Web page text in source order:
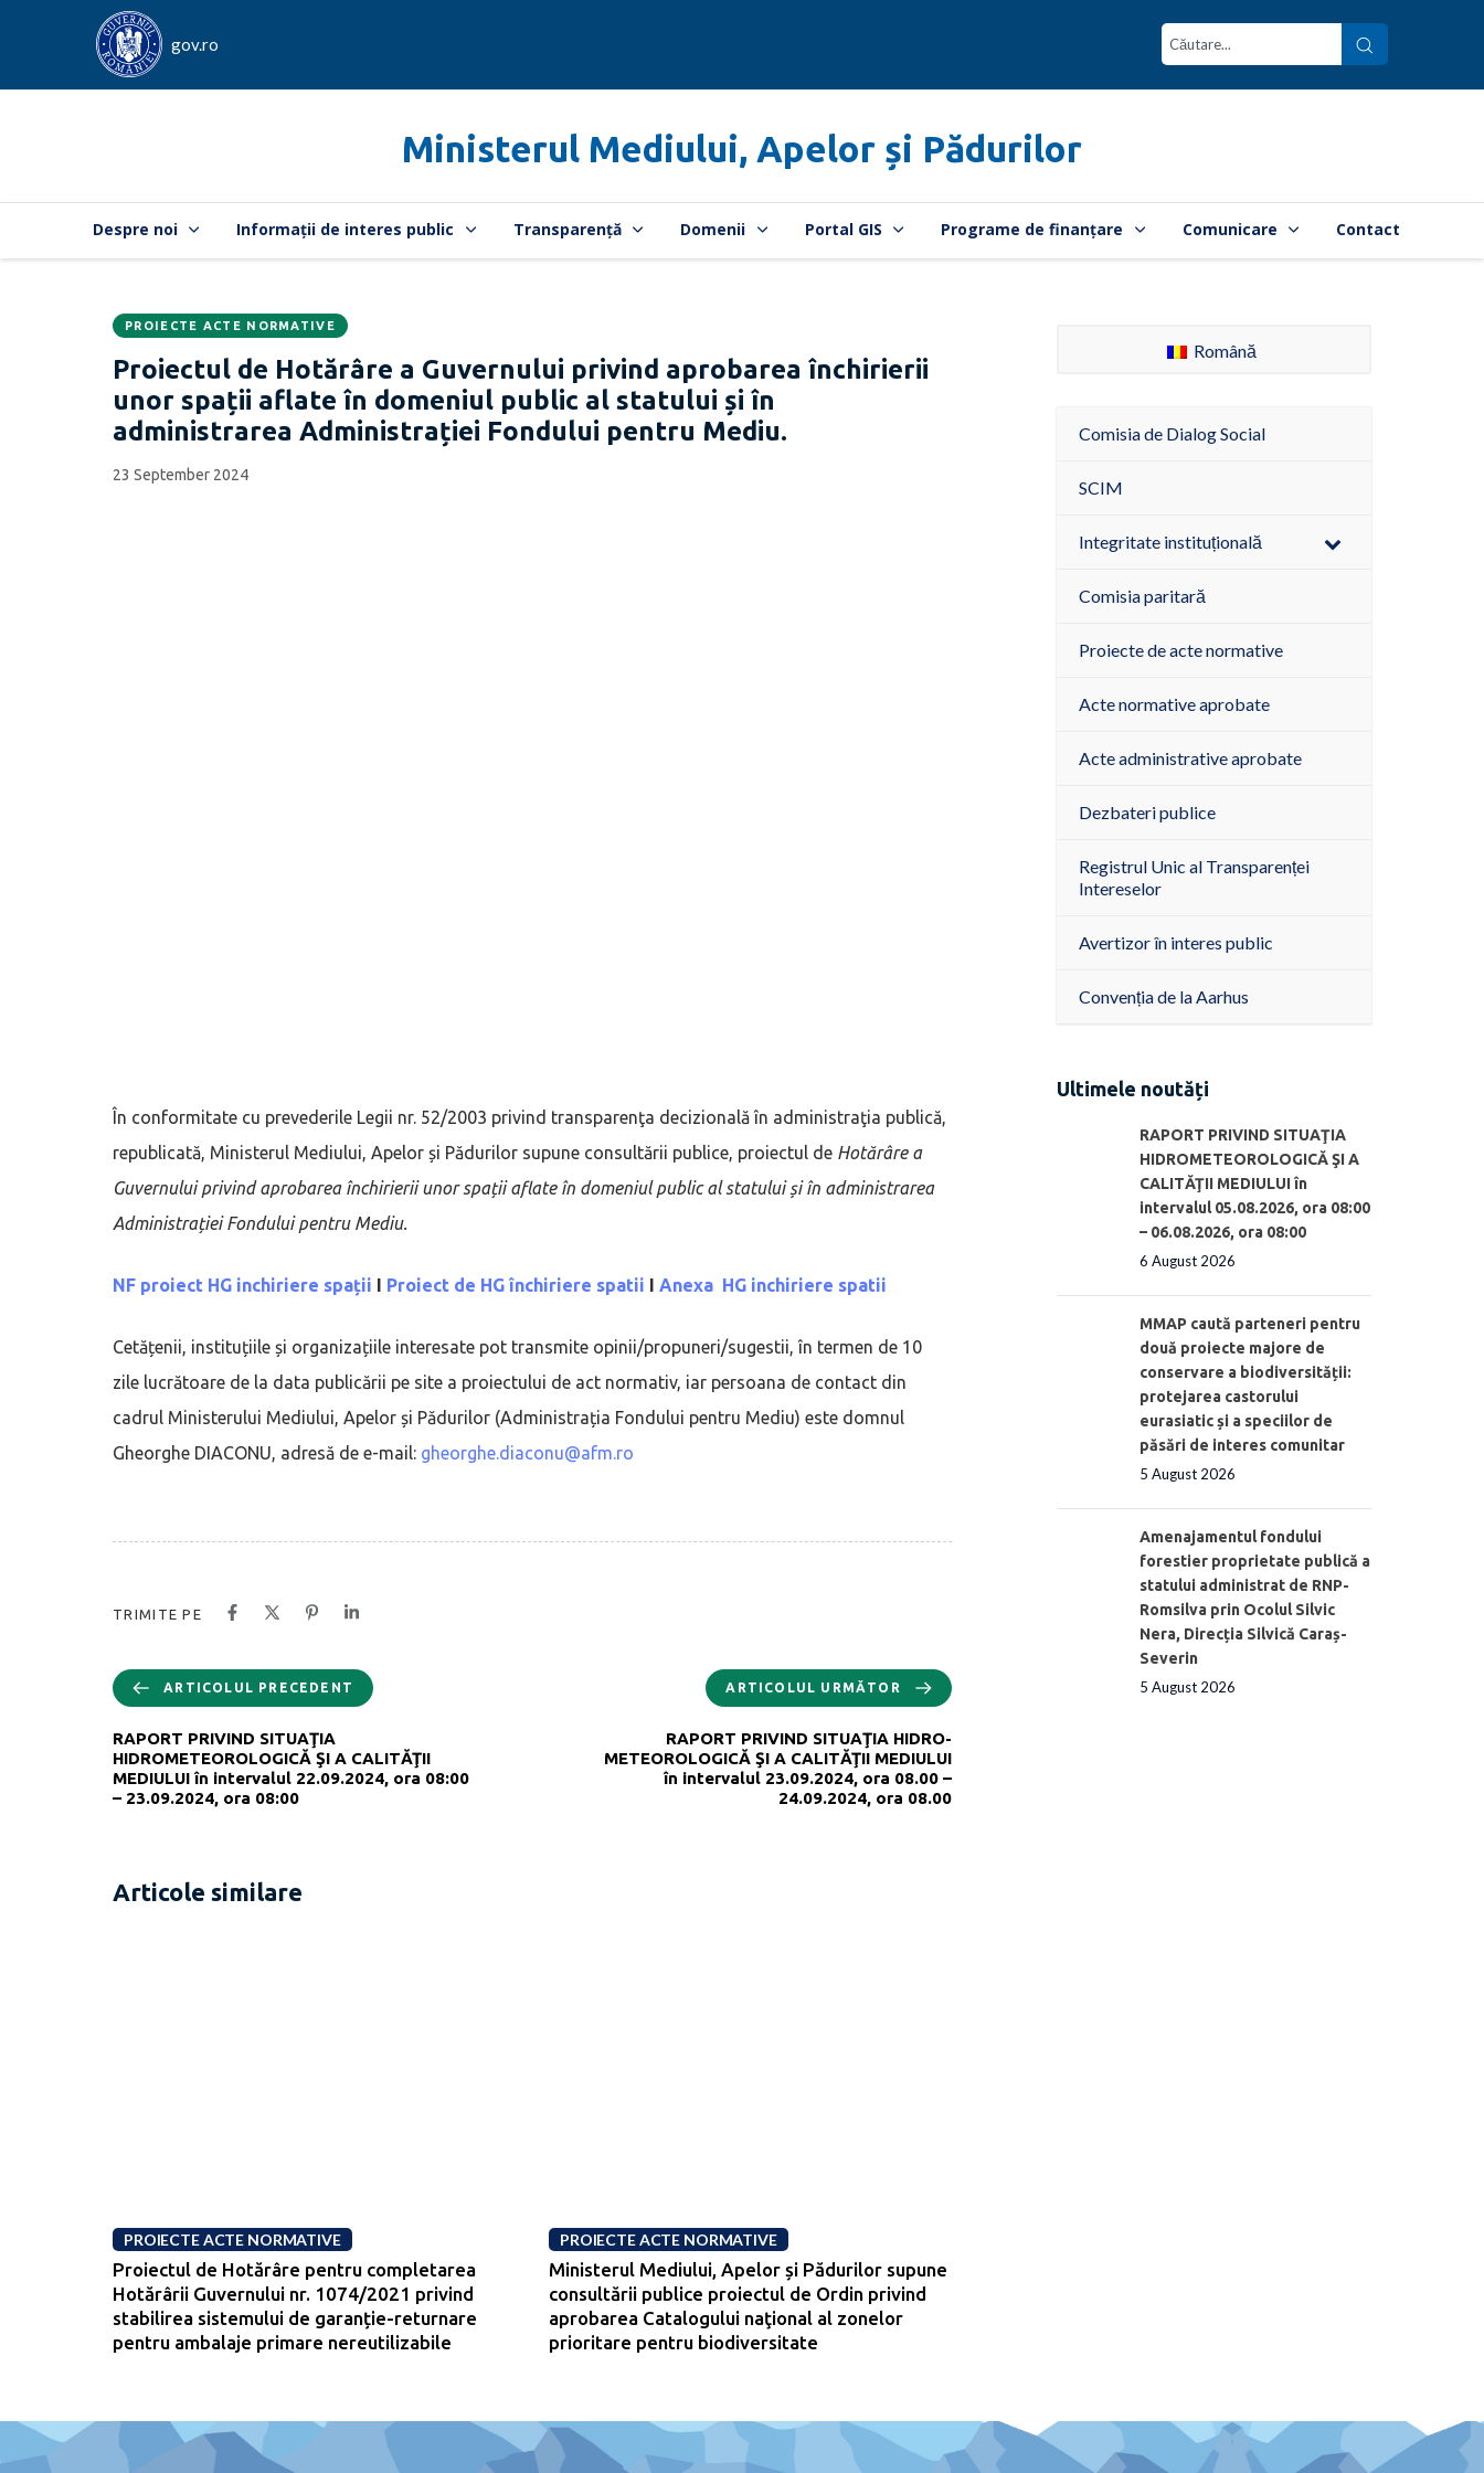
gov.ro
Ministerul Mediului, Apelor și Pădurilor
Despre noi Informații de interes public Transparență Domenii Portal GIS Programe de finanțare Comunicare Contact
CATEGORIA:
PROIECTE ACTE NORMATIVE
Proiectul de Hotărâre a Guvernului privind aprobarea închirierii
unor spații aflate în domeniul public al statului și în
administrarea Administrației Fondului pentru Mediu.
Data
publicării:
23 September 2024
În conformitate cu prevederile Legii nr. 52/2003 privind transparenţa decizională în administraţia publică,
republicată, Ministerul Mediului, Apelor și Pădurilor supune consultării publice, proiectul de Hotărâre a
Guvernului privind aprobarea închirierii unor spații aflate în domeniul public al statului și în administrarea
Administrației Fondului pentru Mediu.
NF proiect HG inchiriere spații I Proiect de HG închiriere spatii I Anexa HG inchiriere spatii
Cetățenii, instituțiile și organizațiile interesate pot transmite opinii/propuneri/sugestii, în termen de 10
zile lucrătoare de la data publicării pe site a proiectului de act normativ, iar persoana de contact din
cadrul Ministerului Mediului, Apelor și Pădurilor (Administrația Fondului pentru Mediu) este domnul
Gheorghe DIACONU, adresă de e-mail: gheorghe.diaconu@afm.ro
TRIMITE PE
ARTICOLUL PRECEDENT
RAPORT PRIVIND SITUAŢIA
HIDROMETEOROLOGICĂ ŞI A CALITĂŢII
MEDIULUI în intervalul 22.09.2024, ora 08:00
– 23.09.2024, ora 08:00
ARTICOLUL URMĂTOR
RAPORT PRIVIND SITUAŢIA HIDRO-
METEOROLOGICĂ ŞI A CALITĂŢII MEDIULUI
în intervalul 23.09.2024, ora 08.00 –
24.09.2024, ora 08.00
Articole similare
PROIECTE ACTE NORMATIVE
Proiectul de Hotărâre pentru completarea
Hotărârii Guvernului nr. 1074/2021 privind
stabilirea sistemului de garanție-returnare
pentru ambalaje primare nereutilizabile
PROIECTE ACTE NORMATIVE
Ministerul Mediului, Apelor și Pădurilor supune
consultării publice proiectul de Ordin privind
aprobarea Catalogului naţional al zonelor
prioritare pentru biodiversitate
Română
Comisia de Dialog Social
SCIM
Integritate instituțională
Comisia paritară
Proiecte de acte normative
Acte normative aprobate
Acte administrative aprobate
Dezbateri publice
Registrul Unic al Transparenței
Intereselor
Avertizor în interes public
Convenția de la Aarhus
Ultimele noutăți
RAPORT PRIVIND SITUAŢIA
HIDROMETEOROLOGICĂ ŞI A
CALITĂŢII MEDIULUI în
intervalul 05.08.2026, ora 08:00
– 06.08.2026, ora 08:00
6 August 2026
MMAP caută parteneri pentru
două proiecte majore de
conservare a biodiversității:
protejarea castorului
eurasiatic și a speciilor de
păsări de interes comunitar
5 August 2026
Amenajamentul fondului
forestier proprietate publică a
statului administrat de RNP-
Romsilva prin Ocolul Silvic
Nera, Direcția Silvică Caraș-
Severin
5 August 2026